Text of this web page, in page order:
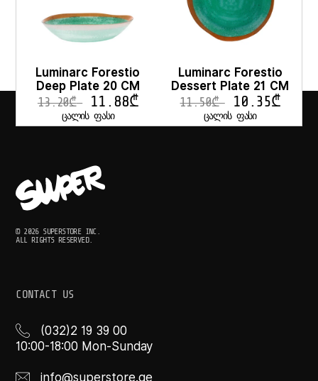
Luminarc Forestio
Deep Plate 20 CM
13.20₾ 11.88₾
ᲪᲐᲚᲘᲡ ᲤᲐᲡᲘ
Luminarc Forestio
Dessert Plate 21 CM
11.50₾ 10.35₾
ᲪᲐᲚᲘᲡ ᲤᲐᲡᲘ
© 2026 SUPERSTORE INC.
ALL RIGHTS RESERVED.
CONTACT US
(032)2 19 39 00
10:00-18:00 Mon-Sunday
info@superstore.ge